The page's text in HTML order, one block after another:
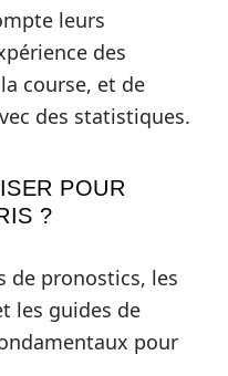
leurs
des
course, et de
des statistiques.
POUR
?
de pronostics, les
les guides de
pour